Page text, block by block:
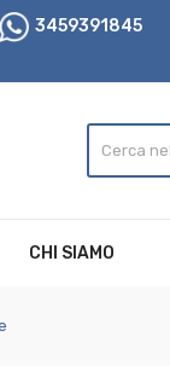
3459391845
CHI SIAMO